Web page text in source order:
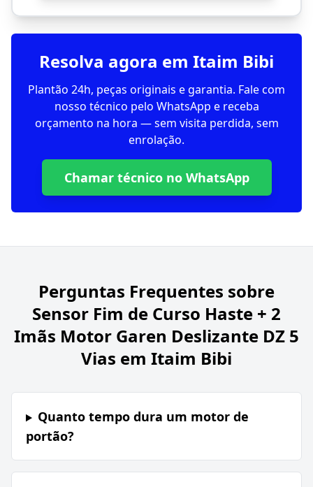
Resolva agora em Itaim Bibi
Plantão 24h, peças originais e garantia. Fale com
nosso técnico pelo WhatsApp e receba
orçamento na hora — sem visita perdida, sem
enrolação.
Chamar técnico no WhatsApp
Perguntas Frequentes sobre
Sensor Fim de Curso Haste + 2
Imãs Motor Garen Deslizante DZ 5
Vias em Itaim Bibi
Quanto tempo dura um motor de
portão?